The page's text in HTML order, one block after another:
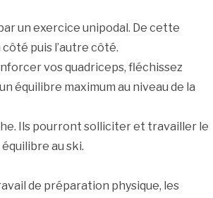
un exercice unipodal. De cette
puis l’autre côté.
vos quadriceps, fléchissez
équilibre maximum au niveau de la
Ils pourront solliciter et travailler le
au ski.
de préparation physique, les